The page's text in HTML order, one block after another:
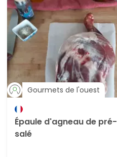
Gourmets de l'ouest
Épaule d'agneau de pré-
salé